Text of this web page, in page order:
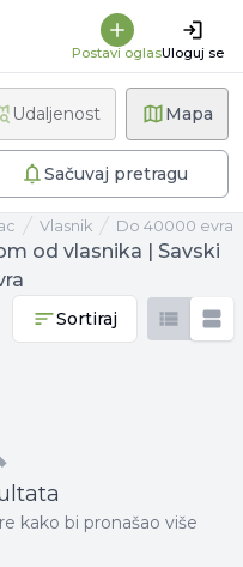
Postavi oglasUloguj se
Mapa
filteraSačuvaj pretragu
Udaljenost
vlasnik Do 40000 evra
od vlasnika | Savski
Sortiraj
kako bi pronašao više